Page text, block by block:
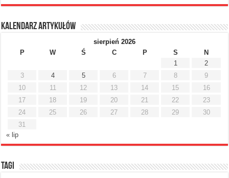
Kalendarz artykułów
sierpień 2026
P
W Ś C P S
N
1
2
3
4 5 6 7 8
9
10
11 12 13 14 15
16
17
18 19 20 21 22
23
24
25 26 27 28 29
30
31
« lip
Tagi